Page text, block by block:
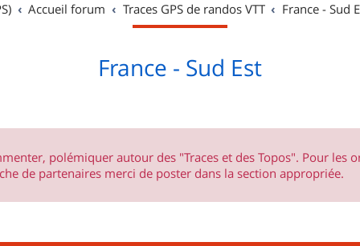
Accueil forum Traces GPS de randos VTT France - Sud
France - Sud Est
polémiquer autour des "Traces et des Topos". Pour les
de partenaires merci de poster dans la section appropriée.